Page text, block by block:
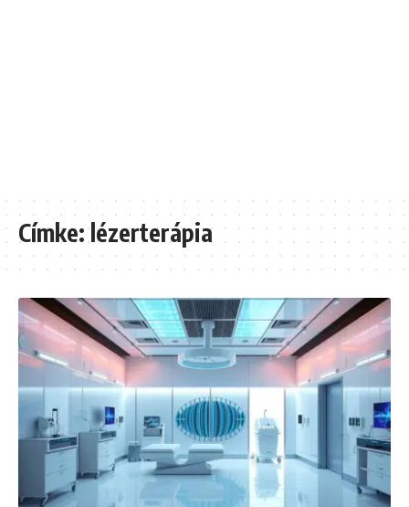
Címke:lézerterápia